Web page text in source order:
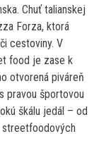
Chuť talianskej
Forza, ktorá
cestoviny. V
food je zase k
otvorená piváreň
pravou športovou
škálu jedál – od